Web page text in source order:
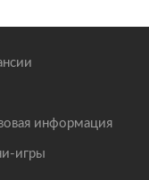
информация
игры